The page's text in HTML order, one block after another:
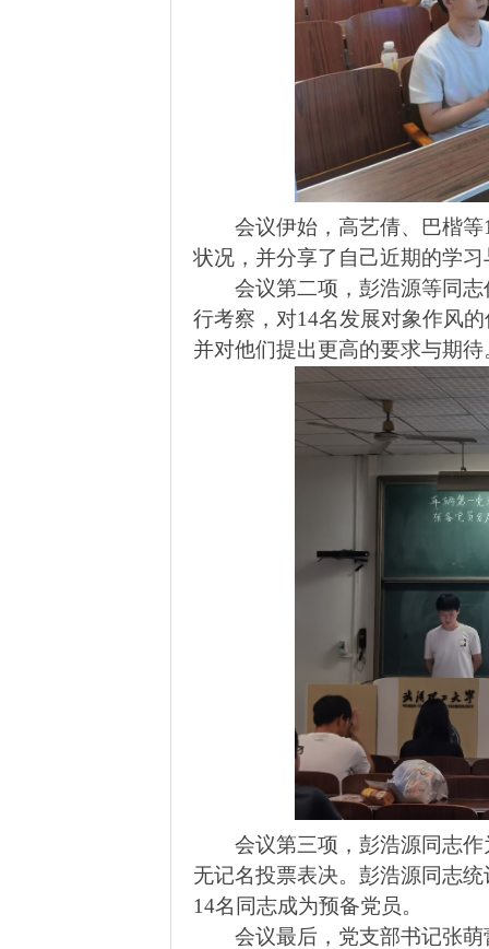
会议伊始，高艺倩、巴楷等
状况，并分享了自己近期的学
会议第二项，彭浩源等同
行考察，对14名发展对象作风
并对他们提出更高的要求与期待
会议第三项，彭浩源同志
无记名投票表决。彭浩源同志
14名同志成为预备党员。
会议最后，党支部书记张